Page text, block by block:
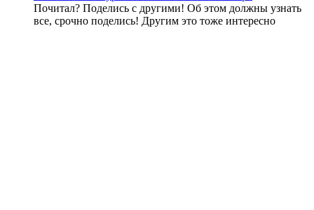
Почитал? Поделись с другими! Об этом должны узнать
все, срочно поделись! Другим это тоже интересно